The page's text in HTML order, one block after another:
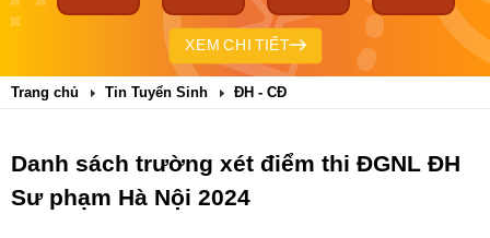
XEM CHI TIẾT
Trang chủ Tin Tuyển Sinh ĐH - CĐ
Danh sách trường xét điểm thi ĐGNL ĐH
Sư phạm Hà Nội 2024